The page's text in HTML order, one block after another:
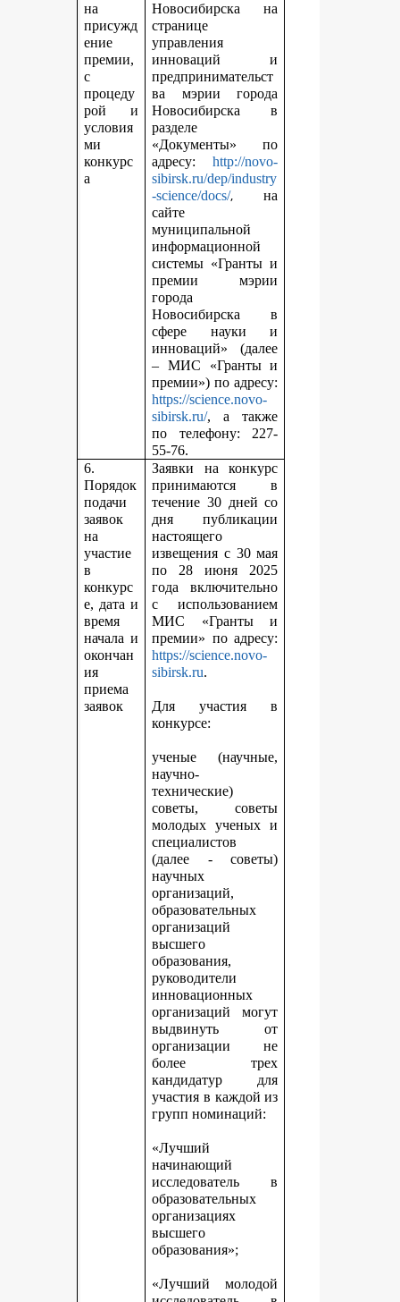
на
присужд
ение
премии,
с
процеду
рой и
условия
ми
конкурс
а
Новосибирска на
странице
управления
инноваций и
предпринимательст
ва мэрии города
Новосибирска в
разделе
«Документы» по
адресу:http://novo-
sibirsk.ru/dep/industry
-science/docs/,на
сайте
муниципальной
информационной
системы «Гранты и
премии мэрии
города
Новосибирска в
сфере науки и
инноваций» (далее
– МИС «Гранты и
премии») по адресу:
https://science.novo-
sibirsk.ru/, а также
по телефону: 227-
55-76.
6.
Порядок
подачи
заявок
на
участие
в
конкурс
е, дата и
время
начала и
окончан
ия
приема
заявок
Заявки на конкурс
принимаются в
течение 30 дней со
дня публикации
настоящего
извещения с 30 мая
по 28 июня 2025
года включительно
с использованием
МИС «Гранты и
премии» по адресу:
https://science.novo-
sibirsk.ru.
Для участия в
конкурсе:
ученые (научные,
научно-
технические)
советы, советы
молодых ученых и
специалистов
(далее - советы)
научных
организаций,
образовательных
организаций
высшего
образования,
руководители
инновационных
организаций могут
выдвинуть от
организации не
более трех
кандидатур для
участия в каждой из
групп номинаций:
«Лучший
начинающий
исследователь в
образовательных
организациях
высшего
образования»;
«Лучший молодой